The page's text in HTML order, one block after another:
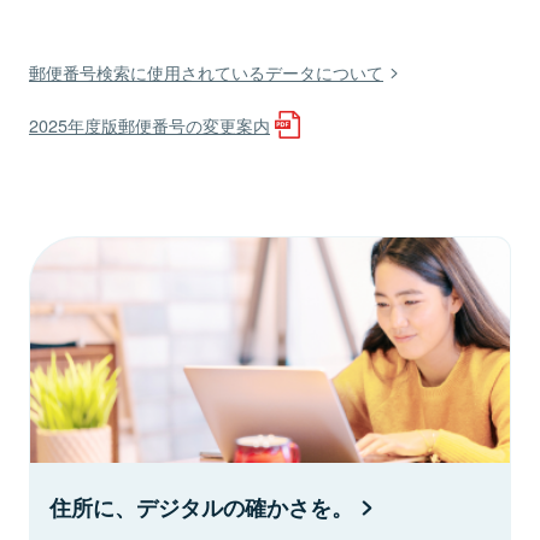
郵便番号検索に使用されているデータについて
2025年度版郵便番号の変更案内
住所に、デジタルの確かさを。